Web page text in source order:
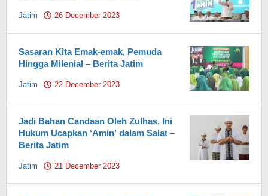
Jatim 26 December 2023
Sasaran Kita Emak-emak, Pemuda
Hingga Milenial – Berita Jatim
Jatim 22 December 2023
Jadi Bahan Candaan Oleh Zulhas, Ini
Hukum Ucapkan ‘Amin’ dalam Salat –
Berita Jatim
Jatim 21 December 2023